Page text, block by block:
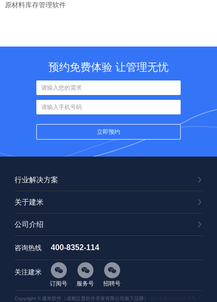
原材料库存管理软件
预约免费体验 让管理无忧
行业解决方案
关于建米
公司介绍
咨询热线 400-8352-114
关注建米
订阅号 服务号 招聘号
Copyright © 建米软件（成都泛普软件开发有限公司旗下品牌）